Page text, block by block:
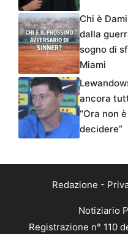
Chi è
dalla
sogno di
Miami
ancora
“Ora non
decidere”
Redazione -
Notiziario
Registrazione n° 110